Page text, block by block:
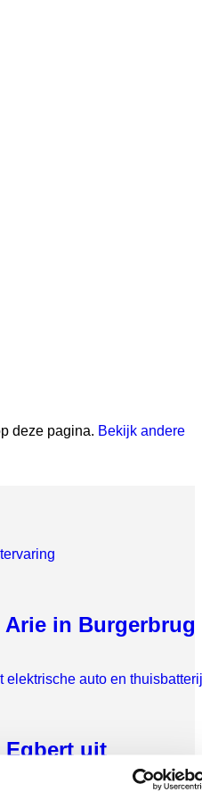
deze pagina. Bekijk andere
in Burgerbrug
Egbert uit
jou kan
met noodstroom.